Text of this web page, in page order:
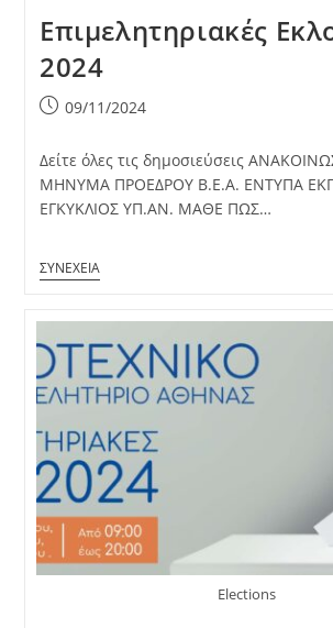
Επιμελητηριακές
2024
Post09/11/2024
Δείτε όλες τις δημοσιεύσεις
ΜΗΝΥΜΑ ΠΡΟΕΔΡΟΥ Β.Ε.Α. ΕΝΤΥΠΑ
ΕΓΚΥΚΛΙΟΣ ΥΠ.ΑΝ. ΜΑΘΕ ΠΩΣ…
Elections